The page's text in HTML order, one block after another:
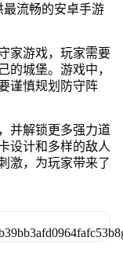
最流畅的安卓手游
家游戏，玩家需要
的城堡。游戏中，
谨慎规划防守阵
并解锁更多强力道
设计和多样的敌人
激，为玩家带来了